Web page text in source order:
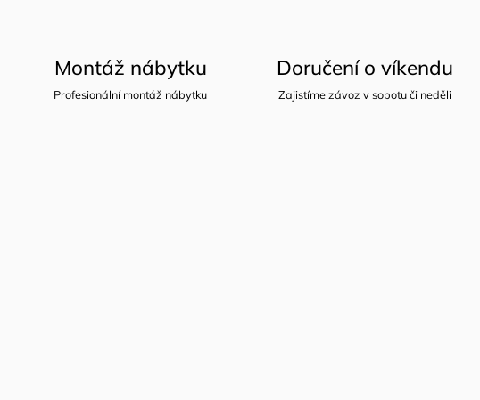
Montáž nábytku
Profesionální montáž nábytku
Doručení o víkendu
Zajistíme závoz v sobotu či neděli